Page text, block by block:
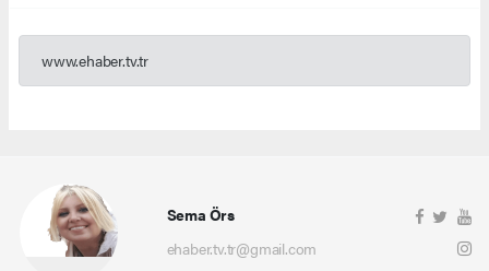
www.ehaber.tv.tr
Sema Örs
ehaber.tv.tr@gmail.com